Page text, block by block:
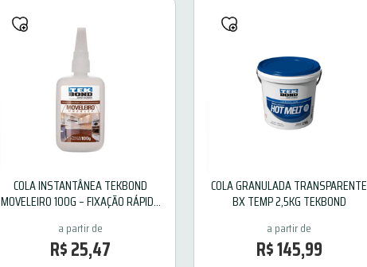
COLA INSTANTÂNEA TEKBOND
MOVELEIRO 100G – FIXAÇÃO RÁPIDA
R$25,47
COLA GRANULADA TRANSPARENTE
BX TEMP 2,5KG TEKBOND
R$145,99